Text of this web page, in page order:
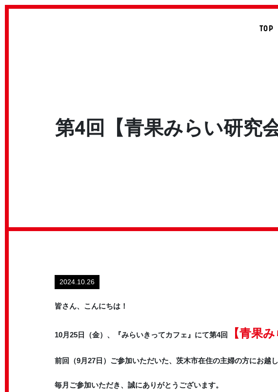
TOP
第4回【青果みらい研究
2024.10.26
皆さん、こんにちは！
10月25日（金）、『みらいきってカフェ』にて第4回 【青果
前回（9月27日）ご参加いただいた、茨木市在住の主婦の方にお越し
毎月ご参加いただき、誠にありがとうございます。